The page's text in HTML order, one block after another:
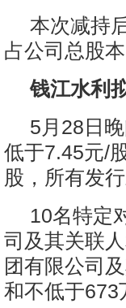
本次减持
占公司总股
钱江水利
5月28日
低于7.45元/
股，所有发
10名特定
司及其关联
团有限公司
和不低于673